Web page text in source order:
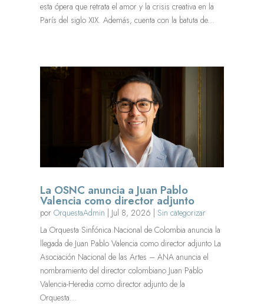
esta ópera que retrata el amor y la crisis creativa en la
París del siglo XIX. Además, cuenta con la batuta de...
La OSNC anuncia a Juan Pablo
Valencia como director adjunto
porOrquestaAdmin | Jul 8, 2026 | Sin categorizar
La Orquesta Sinfónica Nacional de Colombia anuncia la
llegada de Juan Pablo Valencia como director adjunto La
Asociación Nacional de las Artes – ANA anuncia el
nombramiento del director colombiano Juan Pablo
Valencia-Heredia como director adjunto de la
Orquesta...